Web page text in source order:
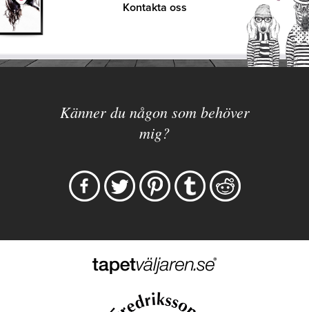
Kontakta oss
Känner du någon som behöver
mig?